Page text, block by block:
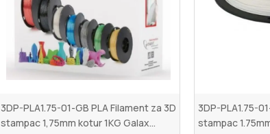
3DP-PLA1.75-01-GB PLA Filament za 3D
stampac 1,75mm kotur 1KG Galax...
3DP-PLA1.75-
stampac